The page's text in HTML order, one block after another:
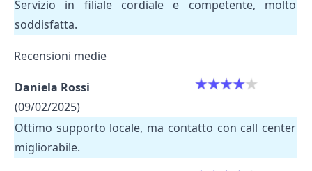
Servizio in filiale cordiale e competente, molto
soddisfatta.
Recensioni medie
Daniela Rossi
(09/02/2025)
Ottimo supporto locale, ma contatto con call center
migliorabile.